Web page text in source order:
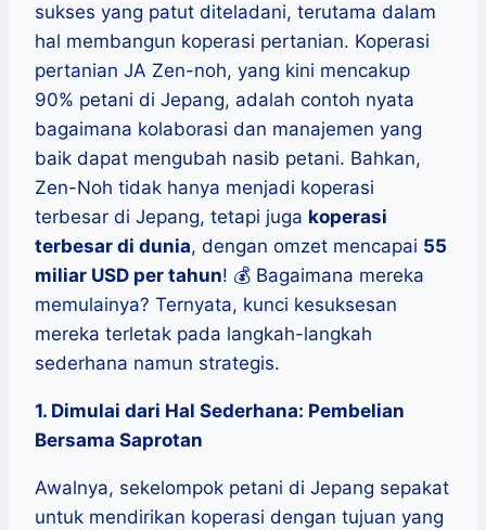
sukses yang patut diteladani, terutama dalam
hal membangun koperasi pertanian. Koperasi
pertanian JA Zen-noh, yang kini mencakup
90% petani di Jepang, adalah contoh nyata
bagaimana kolaborasi dan manajemen yang
baik dapat mengubah nasib petani. Bahkan,
Zen-Noh tidak hanya menjadi koperasi
terbesar di Jepang, tetapi juga koperasi
terbesar di dunia, dengan omzet mencapai 55
miliar USD per tahun! 💰 Bagaimana mereka
memulainya? Ternyata, kunci kesuksesan
mereka terletak pada langkah-langkah
sederhana namun strategis.
1. Dimulai dari Hal Sederhana: Pembelian
Bersama Saprotan
Awalnya, sekelompok petani di Jepang sepakat
untuk mendirikan koperasi dengan tujuan yang